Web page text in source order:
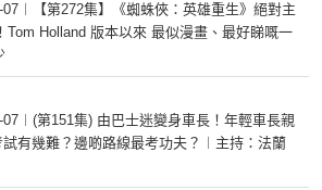
07︱【第272集】《蜘蛛俠：英雄重生》絕對主
Tom Holland 版本以來 最似漫畫、最好睇嘅一
07︱(第151集) 由巴士迷變身車長！年輕車長親
有幾難？邊啲路線最考功夫？︱主持：法蘭